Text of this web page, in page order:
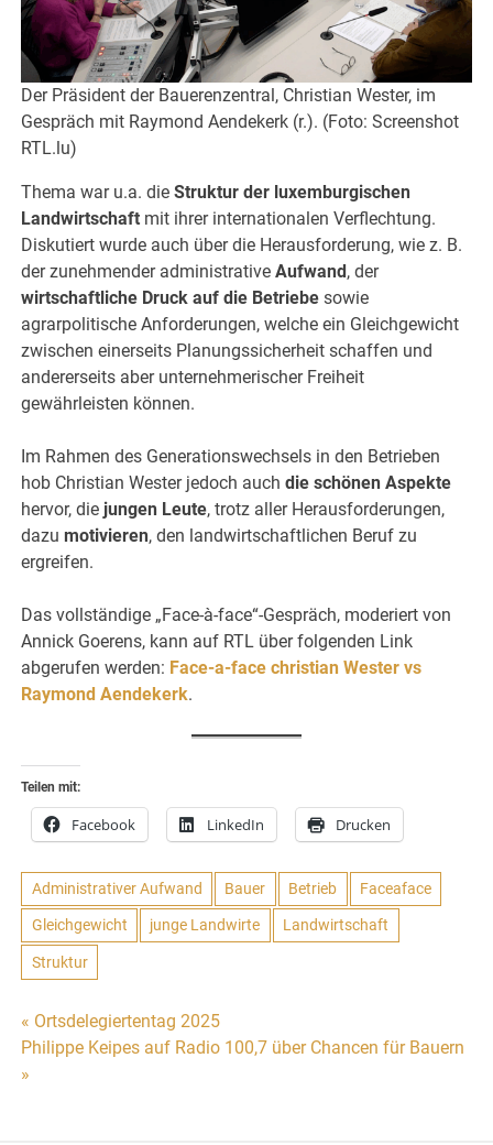
Der Präsident der Bauerenzentral, Christian Wester, im
Gespräch mit Raymond Aendekerk (r.). (Foto: Screenshot
RTL.lu)
Thema war u.a. dieStruktur der luxemburgischen
Landwirtschaft mit ihrer internationalen Verflechtung.
Diskutiert wurde auch über die Herausforderung, wie z. B.
der zunehmender administrative Aufwand, der
wirtschaftliche Druck auf die Betriebe sowie
agrarpolitische Anforderungen, welche ein Gleichgewicht
zwischen einerseits Planungssicherheit schaffen und
andererseits aber unternehmerischer Freiheit
gewährleisten können.
Im Rahmen des Generationswechsels in den Betrieben
hob Christian Wester jedoch auchdie schönen Aspekte
hervor, die jungen Leute, trotz aller Herausforderungen,
dazumotivieren, den landwirtschaftlichen Beruf zu
ergreifen.
Das vollständige „Face-à-face“-Gespräch, moderiert von
Annick Goerens, kann auf RTL über folgenden Link
abgerufen werden: Face-a-face christian Wester vs
Raymond Aendekerk.
Teilen mit:
Facebook LinkedIn Drucken
Administrativer Aufwand Bauer Betrieb Faceaface
Gleichgewicht junge Landwirte Landwirtschaft
Struktur
Beitragsnavigation
« Ortsdelegiertentag 2025
Philippe Keipes auf Radio 100,7 über Chancen für Bauern
»